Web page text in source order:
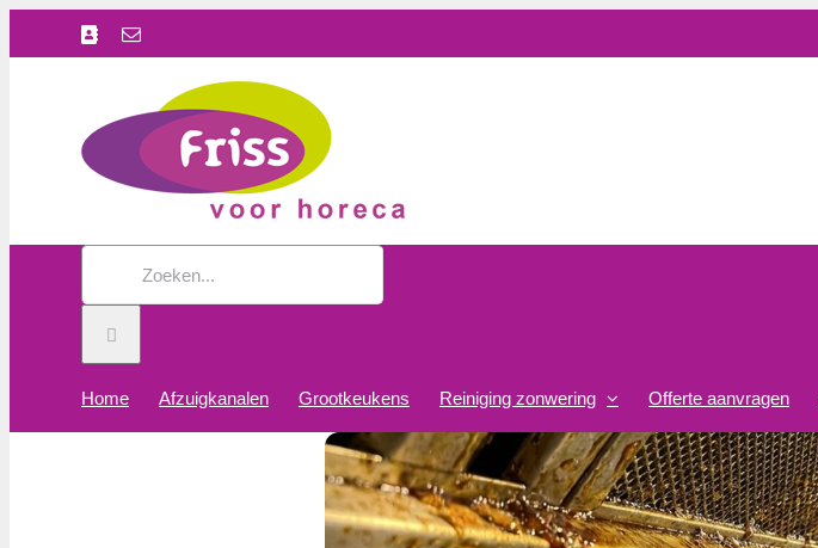
Facebook
E-
Zoeken
Home Afzuigkanalen Grootkeukens Reiniging zonwering Offerte aanvragen